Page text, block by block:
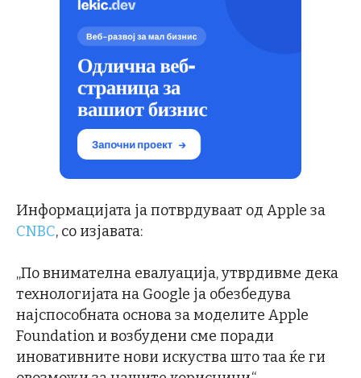
Информацијата ја потврдуваат од Apple за
CNBC, со изјавата:
„По внимателна евалуација, утврдивме дека
технологијата на Google ја обезбедува
најспособната основа за моделите Apple
Foundation и возбудени сме поради
иновативните нови искуства што таа ќе ги